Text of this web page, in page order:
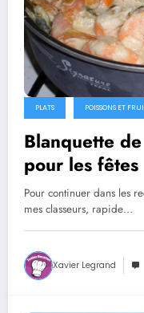
PLATS POISSONS ET
Blanquette
pour les fêtes
Pour continuer dans les
mes classeurs, rapide…
Xavier Legrand